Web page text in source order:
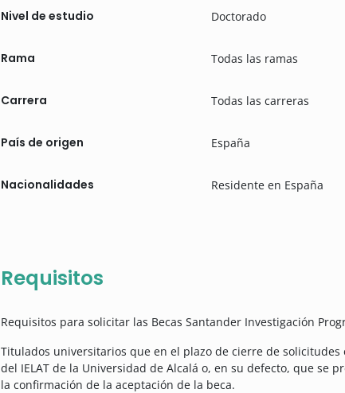
Nivel de estudio Doctorado
Rama Todas las ramas
Carrera Todas las carreras
País de origen España
Nacionalidades Residente en España
Requisitos
Requisitos para solicitar las Becas Santander Investigación
Titulados universitarios que en el plazo de cierre de
del IELAT de la Universidad de Alcalá o, en su defecto, que se
la confirmación de la aceptación de la beca.